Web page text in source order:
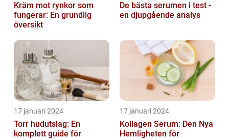
Kräm mot rynkor som
fungerar: En grundlig
översikt
De bästa serumen i test -
en djupgående analys
17 januari 2024
Torr hudutslag: En
komplett guide för
17 januari 2024
Kollagen Serum: Den Nya
Hemligheten för